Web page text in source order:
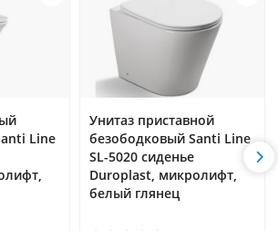
Line
Унитаз приставной
безободковый Santi Line
SL-5020 сиденье
Duroplast, микролифт,
белый глянец